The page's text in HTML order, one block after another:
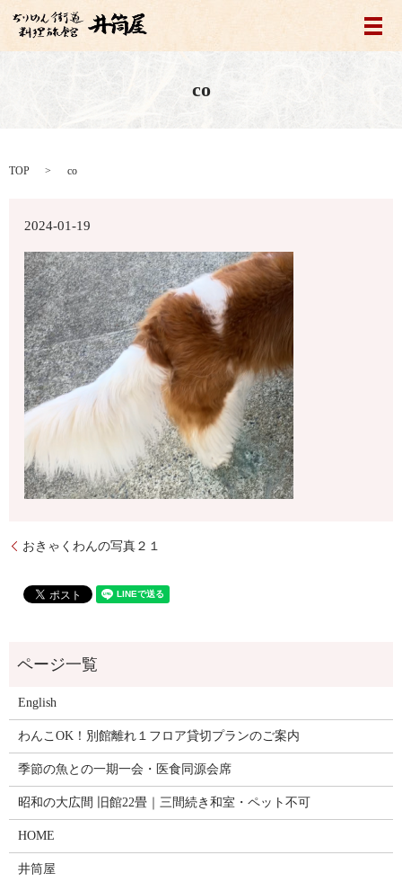
メ
co
TOP co
2024-01-19
おきゃくわんの写真２１
English
わんこOK！別館離れ１フロア貸切プランのご案内
季節の魚との一期一会・医食同源会席
昭和の大広間 旧館22畳｜三間続き和室・ペット不可
HOME
井筒屋